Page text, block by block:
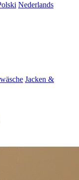
Nederlands
Jacken &